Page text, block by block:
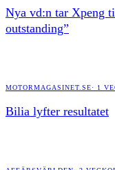
Nya vd:n tar Xpeng
outstanding”
MOTORMAGASINET.SE· 1
Bilia lyfter resultatet